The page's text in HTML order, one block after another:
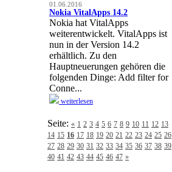
01.06.2016
Nokia VitalApps 14.2
Nokia hat VitalApps
weiterentwickelt. VitalApps ist
nun in der Version 14.2
erhältlich. Zu den
Hauptneuerungen gehören die
folgenden Dinge: Add filter for
Conne...
weiterlesen
Seite: « 1 2 3 4 5 6 7 8 9 10 11 12 13
14 15 16 17 18 19 20 21 22 23 24 25 26
27 28 29 30 31 32 33 34 35 36 37 38 39
40 41 42 43 44 45 46 47 »